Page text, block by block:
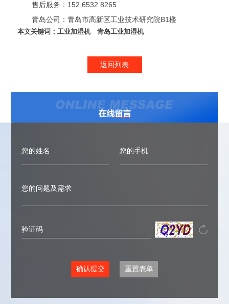
售后服务：152 6532 8265
青岛公司：青岛市高新区工业技术研究院B1楼
本文关键词：工业加湿机 青岛工业加湿机
返回列表